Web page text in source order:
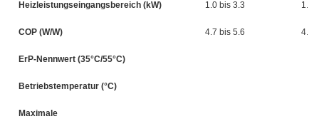
Heizleistungseingangsbereich (kW) 1.0 bis 3.3 1.5
COP (W/W) 4.7 bis 5.6 4.5
ErP-Nennwert (35°C/55°C)
Betriebstemperatur (°C)
Maximale